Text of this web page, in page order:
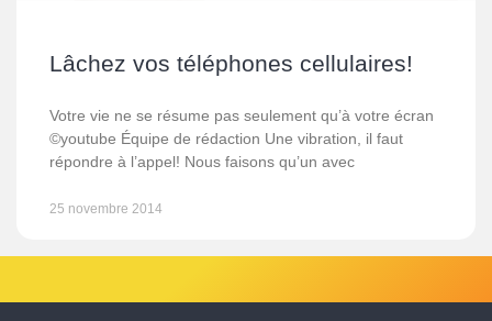
Lâchez vos téléphones cellulaires!
Votre vie ne se résume pas seulement qu’à votre écran
©youtube Équipe de rédaction Une vibration, il faut
répondre à l’appel! Nous faisons qu’un avec
25 novembre 2014